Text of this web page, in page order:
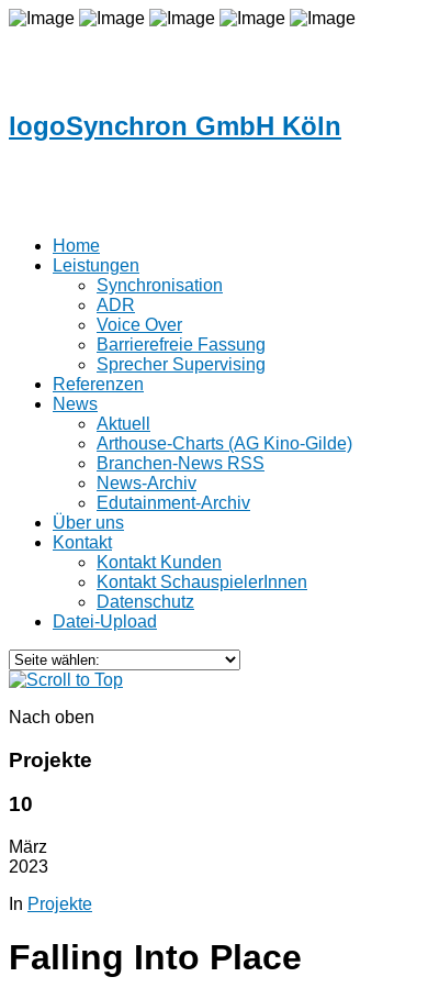
logoSynchron GmbH Köln
Home
Leistungen
Synchronisation
ADR
Voice Over
Barrierefreie Fassung
Sprecher Supervising
Referenzen
News
Aktuell
Arthouse-Charts (AG Kino-Gilde)
Branchen-News RSS
News-Archiv
Edutainment-Archiv
Über uns
Kontakt
Kontakt Kunden
Kontakt SchauspielerInnen
Datenschutz
Datei-Upload
Nach oben
Projekte
10
März
2023
In Projekte
Falling Into Place